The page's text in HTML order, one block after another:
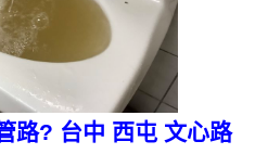
路? 台中 西屯 文心路